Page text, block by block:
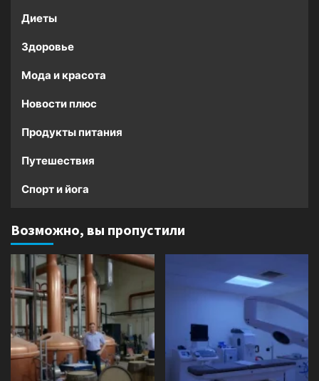
Диеты
Здоровье
Мода и красота
Новости плюс
Продукты питания
Путешествия
Спорт и йога
Возможно, вы пропустили